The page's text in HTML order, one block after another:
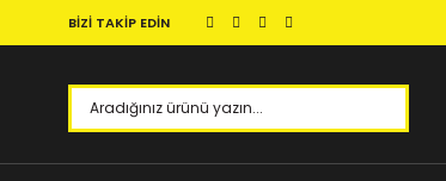
BİZİ TAKİP EDİN